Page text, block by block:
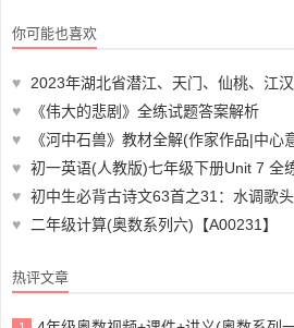
你可能也喜欢
♥ 2023年湖北省潜江、天门、仙桃、江汉油田中考语文真题(含答案
♥
《伟大的悲剧》全练试题答案解析
♥
《河中石兽》教材全解(作家作品|中心意旨|结构思路|表达技
♥ 初一英语(人教版)七年级下册Unit 7 全
♥ 初中生必背古诗文63首之31：水调歌头·明月几
♥
二年级计算(奥数系列六)【A00231】
热评文章